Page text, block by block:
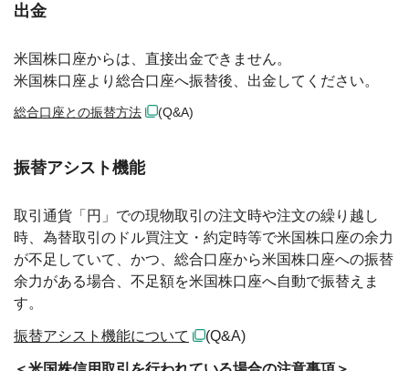
出金
米国株口座からは、直接出金できません。
米国株口座より総合口座へ振替後、出金してください。
総合口座との振替方法 (Q&A)
振替アシスト機能
取引通貨「円」での現物取引の注文時や注文の繰り越し
時、為替取引のドル買注文・約定時等で米国株口座の余力
が不足していて、かつ、総合口座から米国株口座への振替
余力がある場合、不足額を米国株口座へ自動で振替えま
す。
振替アシスト機能について (Q&A)